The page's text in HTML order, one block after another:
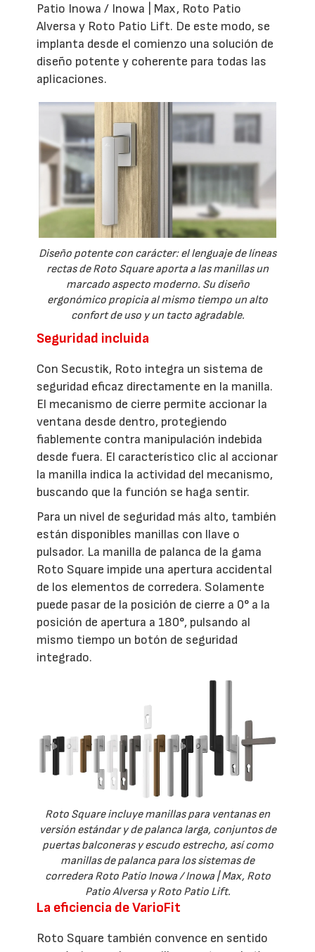
Patio Inowa / Inowa | Max, Roto Patio
Alversa y Roto Patio Lift. De este modo, se
implanta desde el comienzo una solución de
diseño potente y coherente para todas las
aplicaciones.
Diseño potente con carácter: el lenguaje de líneas
rectas de Roto Square aporta a las manillas un
marcado aspecto moderno. Su diseño
ergonómico propicia al mismo tiempo un alto
confort de uso y un tacto agradable.
Seguridad incluida
Con Secustik, Roto integra un sistema de
seguridad eficaz directamente en la manilla.
El mecanismo de cierre permite accionar la
ventana desde dentro, protegiendo
fiablemente contra manipulación indebida
desde fuera. El característico clic al accionar
la manilla indica la actividad del mecanismo,
buscando que la función se haga sentir.
Para un nivel de seguridad más alto, también
están disponibles manillas con llave o
pulsador. La manilla de palanca de la gama
Roto Square impide una apertura accidental
de los elementos de corredera. Solamente
puede pasar de la posición de cierre a 0° a la
posición de apertura a 180°, pulsando al
mismo tiempo un botón de seguridad
integrado.
Roto Square incluye manillas para ventanas en
versión estándar y de palanca larga, conjuntos de
puertas balconeras y escudo estrecho, así como
manillas de palanca para los sistemas de
corredera Roto Patio Inowa / Inowa | Max, Roto
Patio Alversa y Roto Patio Lift.
La eficiencia de VarioFit
Roto Square también convence en sentido